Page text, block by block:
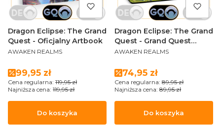
Dragon Eclipse: The Grand
Quest - Oficjalny Artbook
PRODUCENT
AWAKEN REALMS
Cena promocyjna
99,95 zł
Cena regularna: 119,95 zł
Najniższa cena: 119,95 zł
Do koszyka
Dragon Eclipse: The Grand
Quest - Grand Quest
Playmats Set
PRODUCENT
AWAKEN REALMS
Cena promocyjna
74,95 zł
Cena regularna: 89,95 zł
Najniższa cena: 89,95 zł
Do koszyka